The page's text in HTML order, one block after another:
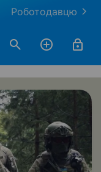
Роботодавцю